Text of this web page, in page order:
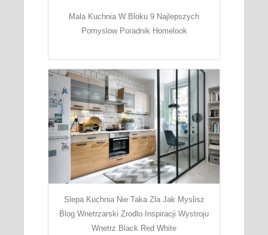
Mala Kuchnia W Bloku 9 Najlepszych
Pomyslow Poradnik Homelook
Slepa Kuchnia Nie Taka Zla Jak Myslisz
Blog Wnetrzarski Zrodlo Inspiracji Wystroju
Wnetrz Black Red White